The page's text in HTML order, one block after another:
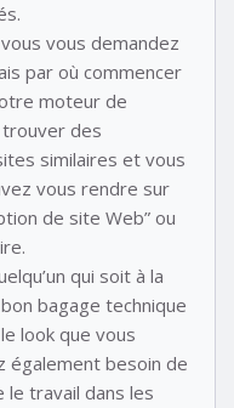
vous demandez
par où commencer
moteur de
des
similaires et vous
vous rendre sur
de site Web” ou
qui soit à la
bagage technique
look que vous
également besoin de
le travail dans les